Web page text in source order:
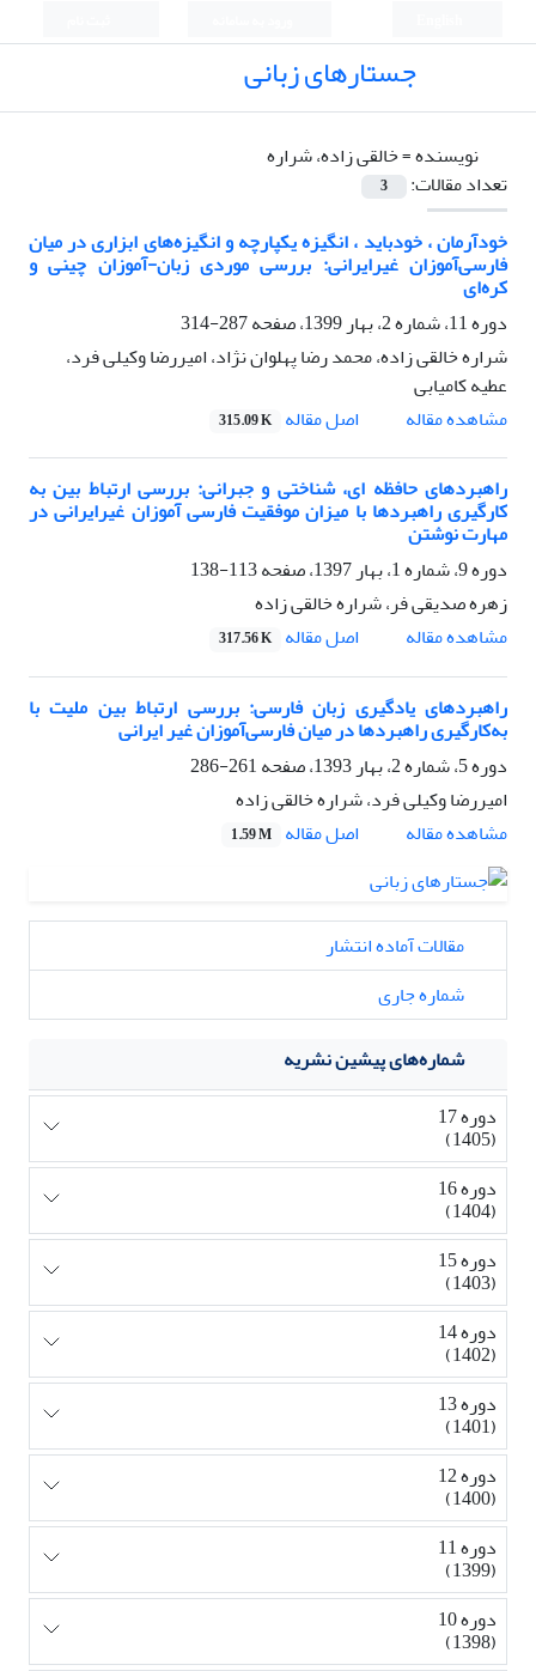
جستارهای زبانی
نویسنده =خالقی زاده، شراره
تعداد مقالات:
3
خودآرمان ، خودباید ، انگیزه یکپارچه و انگیزه‌های ابزاری در میان
فارسی‌‌آموزان غیرایرانی: بررسی موردی زبان-آموزان چینی و
کره‌ای
دوره 11، شماره 2، بهار 1399، صفحه
287-314
شراره خالقی زاده، محمد رضا پهلوان نژاد، امیررضا وکیلی فرد،
عطیه کامیابی
مشاهده مقاله
اصل مقاله 315.09 K
راهبردهای حافظه ای، شناختی و جبرانی: بررسی ارتباط بین به
کارگیری راهبردها با میزان موفقیت فارسی آموزان غیرایرانی در
مهارت نوشتن
دوره 9، شماره 1، بهار 1397، صفحه
113-138
زهره صدیقی فر، شراره خالقی زاده
مشاهده مقاله
اصل مقاله 317.56 K
راهبردهای یادگیری زبان فارسی: بررسی ارتباط بین ملیت با
به‌کارگیری راهبردها در میان فارسی‌آموزان غیر ایرانی
دوره 5، شماره 2، بهار 1393، صفحه
261-286
امیررضا وکیلی فرد، شراره خالقی زاده
مشاهده مقاله
اصل مقاله 1.59 M
مقالات آماده انتشار
شماره جاری
شماره‌های پیشین نشریه
دوره 17
(1405)
دوره 16
(1404)
دوره 15
(1403)
دوره 14
(1402)
دوره 13
(1401)
دوره 12
(1400)
دوره 11
(1399)
دوره 10
(1398)